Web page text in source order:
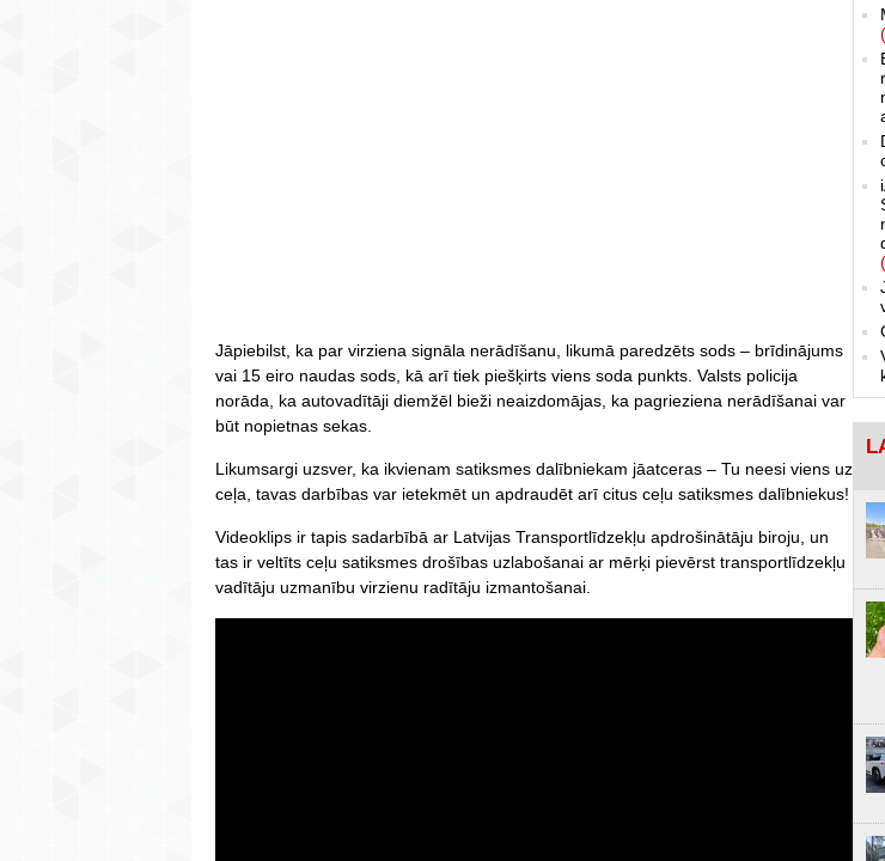
Jāpiebilst, ka par virziena signāla nerādīšanu, likumā paredzēts sods – brīdinājums
vai 15 eiro naudas sods, kā arī tiek piešķirts viens soda punkts. Valsts policija
norāda, ka autovadītāji diemžēl bieži neaizdomājas, ka pagrieziena nerādīšanai var
būt nopietnas sekas.
Likumsargi uzsver, ka ikvienam satiksmes dalībniekam jāatceras – Tu neesi viens uz
ceļa, tavas darbības var ietekmēt un apdraudēt arī citus ceļu satiksmes dalībniekus!
Videoklips ir tapis sadarbībā ar Latvijas Transportlīdzekļu apdrošinātāju biroju, un
tas ir veltīts ceļu satiksmes drošības uzlabošanai ar mērķi pievērst transportlīdzekļu
vadītāju uzmanību virzienu radītāju izmantošanai.